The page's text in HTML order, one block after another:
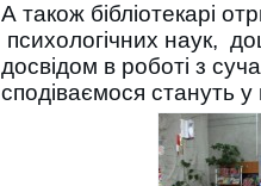
А також бібліотекарі
психологічних наук,
досвідом в роботі з
сподіваємося стануть у